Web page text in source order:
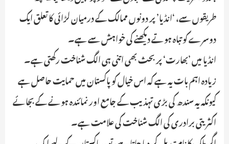
طریقوں سے، ‘انڈیا’ پر دونوں ممالک کے درمیان لڑائی کا تعلق ایک
دوسرے کو تباہ ہوتے دیکھنے کی خواہش سے ہے۔
انڈیا میں ’بھارت‘ پر بحث بھی اتنی ہی الگ شناخت رکھتی ہے۔
زیادہ اہم بات یہ ہے کہ اس خیال کو پاکستان میں حمایت حاصل ہے
کیونکہ یہ سندھ کی بڑی تہذیب کے جامع اور نمائندہ ہونے کے بجائے
اکثریتی برادری کی الگ شناخت کی علامت ہے۔